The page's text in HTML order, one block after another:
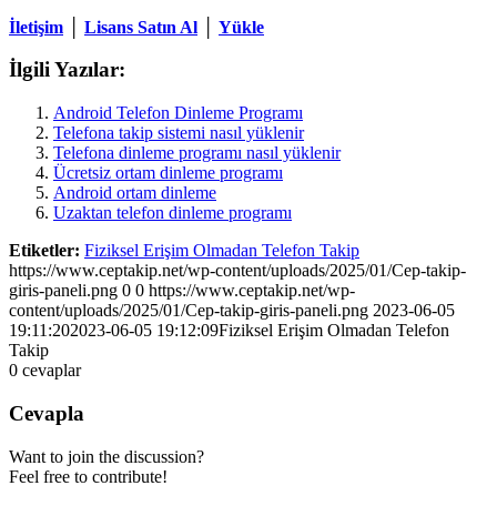
İletişim
Lisans Satın Al Yükle
İlgili Yazılar:
Android Telefon Dinleme Programı
Telefona takip sistemi nasıl yüklenir
Telefona dinleme programı nasıl yüklenir
Ücretsiz ortam dinleme programı
Android ortam dinleme
Uzaktan telefon dinleme programı
Etiketler: Fiziksel Erişim Olmadan Telefon Takip
https://www.ceptakip.net/wp-content/uploads/2025/01/Cep-takip-
giris-paneli.png 0 0 https://www.ceptakip.net/wp-
content/uploads/2025/01/Cep-takip-giris-paneli.png 2023-06-05
19:11:202023-06-05 19:12:09Fiziksel Erişim Olmadan Telefon
Takip
0 cevaplar
Cevapla
Want to join the discussion?
Feel free to contribute!